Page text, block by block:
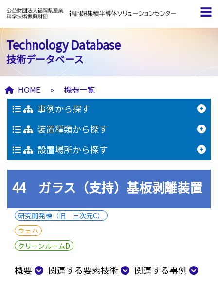
Technology Database
技術データベース
HOME » 機器一覧
事例から探す
装置種類から探す
設置場所から探す
44 ガラス（支持）基板剥離装置
研究開発棟（旧 三次元C）
ウェハ
クリーンルームD
概要 関連する要素技術 関連する事例